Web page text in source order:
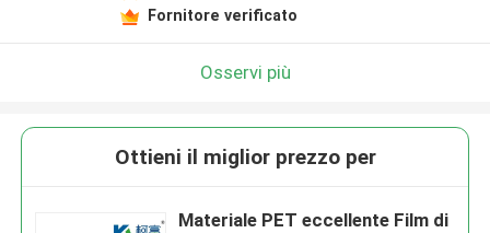
Fornitore verificato
Osservi più
Ottieni il miglior prezzo per
Materiale PET eccellente Film di